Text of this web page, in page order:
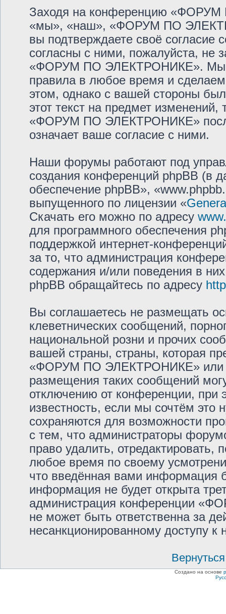
Заходя на конференцию
«мы», «наш», «ФОРУМ ПО
вы подтверждаете своё
согласны с ними, пожалуйста, не
«ФОРУМ ПО ЭЛЕКТРОНИКЕ». Мы
правила в любое время и
этом, однако с вашей стороны
этот текст на предмет
«ФОРУМ ПО ЭЛЕКТРОНИКЕ» после
означает ваше согласие с ними.
Наши форумы работают под
создания конференций phpBB (в
обеспечение phpBB»,
выпущенного по лицензии «
Скачать его можно по адресу
для программного обеспечения
поддержкой интернет-
за то, что администрация
содержания и/или поведения в
phpBB обращайтесь по адресу
Вы соглашаетесь не размещать
клеветнических сообщений,
национальной розни и прочих
вашей страны, страны, которая
«ФОРУМ ПО ЭЛЕКТРОНИКЕ» или
размещения таких сообщений
отключению от конференции, при
известность, если мы сочтём
сохраняются для возможности
с тем, что администраторы
право удалить,
любое время по своему
что введённая вами информация
информация не будет открыта
администрация конференции
не может быть ответственна за
несанкционированному доступу к
Создано на основе